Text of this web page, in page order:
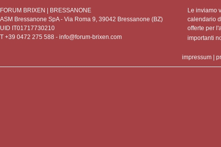
FORUM BRIXEN | BRESSANONE
ASM Bressanone SpA - Via Roma 9, 39042 Bressanone (BZ)
UID IT01717730210
T +39 0472 275 588 - info@forum-brixen.com
Le inviamo
calendario
offerte per
importanti
impressum